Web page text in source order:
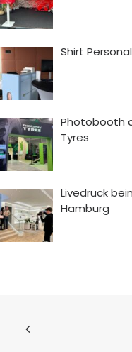
Shirt
Photobooth
Tyres
Livedruck
Hamburg